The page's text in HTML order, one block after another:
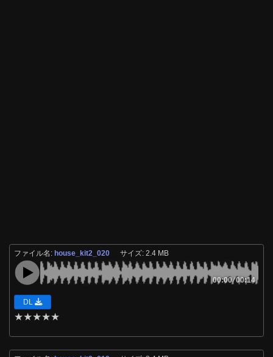
ファイル名:house_kit2_020 サイズ: 2.4 MB
00:00/00:14
DL
★★★★★